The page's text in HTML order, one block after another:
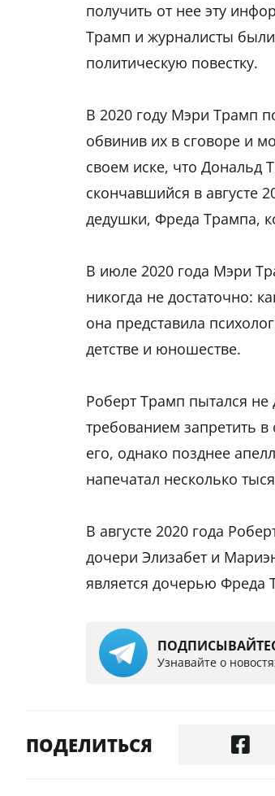
получить от нее эту
Трамп и журналисты
политическую повестку.
В 2020 году Мэри Трамп
обвинив их в сговоре и
своем иске, что Дональд
скончавшийся в августе
дедушки, Фреда Трампа,
В июле 2020 года Мэри
никогда не достаточно:
она представила
детстве и юношестве.
Роберт Трамп пытался не
требованием запретить
его, однако позднее
напечатал несколько
В августе 2020 года
дочери Элизабет и
является дочерью Фреда
Узнавайте о
ПОДЕЛИТЬСЯ